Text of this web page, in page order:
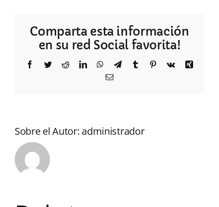
Comparta esta información
en su red Social favorita!
Facebook
TwitterRedditLinkedInWhatsApp
TelegramTumblr Pinterest
Vk
Xing
Correo
Sobre el Autor: administrador